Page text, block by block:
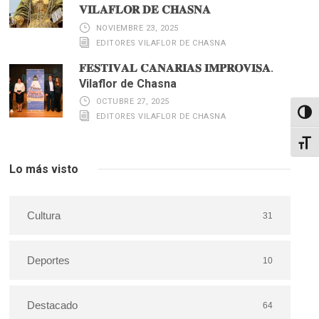
𝐕𝐈𝐋𝐀𝐅𝐋𝐎𝐑 𝐃𝐄 𝐂𝐇𝐀𝐒𝐍𝐀
NOVIEMBRE 23, 2025
EDITORES VILAFLOR DE CHASNA
𝐅𝐄𝐒𝐓𝐈𝐕𝐀𝐋 𝐂𝐀𝐍𝐀𝐑𝐈𝐀𝐒 𝐈𝐌𝐏𝐑𝐎𝐕𝐈𝐒𝐀.
Vilaflor de Chasna
OCTUBRE 27, 2025
EDITORES VILAFLOR DE CHASNA
Lo más visto
Cultura 31
Deportes 10
Destacado 64